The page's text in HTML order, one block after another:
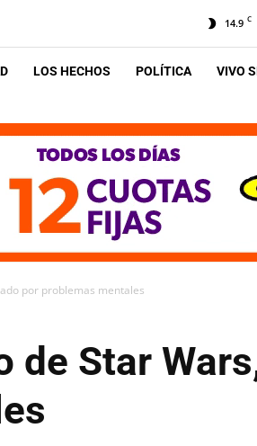
14.9 C
LOS HECHOS POLÍTICA VIVO
por problemas mentales
de Star